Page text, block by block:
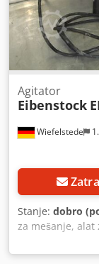
Wiefelstede
Agitator
Eibenstock
Stanje: dobro
za mešanje, alat
1400 W
obrtanja: 0-510